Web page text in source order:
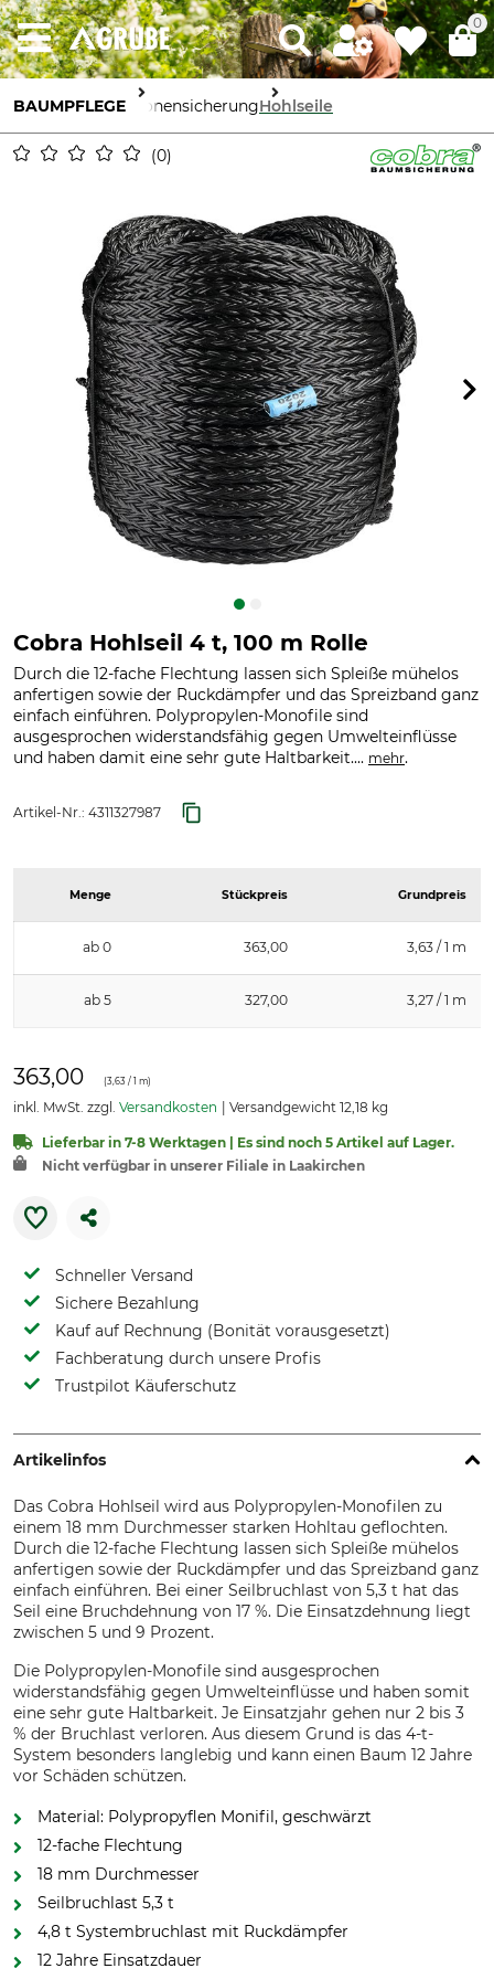
0
BAUMPFLEGE KronensicherungHohlseile
0
Cobra Hohlseil 4 t, 100 m Rolle
Durch die 12-fache Flechtung lassen sich Spleiße mühelos
anfertigen sowie der Ruckdämpfer und das Spreizband ganz
einfach einführen. Polypropylen-Monofile sind
ausgesprochen widerstandsfähig gegen Umwelteinflüsse
und haben damit eine sehr gute Haltbarkeit.... mehr.
Artikel-Nr.: 4311327987
Menge Stückpreis Grundpreis
ab 0 363,00 3,63 / 1 m
ab 5 327,00 3,27 / 1 m
363,00 (3,63 / 1 m)
inkl. MwSt. zzgl. Versandkosten Versandgewicht 12,18 kg
Lieferbar in 7-8 Werktagen | Es sind noch 5 Artikel auf Lager.
Nicht verfügbar in unserer Filiale in Laakirchen
Schneller Versand
Sichere Bezahlung
Kauf auf Rechnung (Bonität vorausgesetzt)
Fachberatung durch unsere Profis
Trustpilot Käuferschutz
Artikelinfos
Das Cobra Hohlseil wird aus Polypropylen-Monofilen zu
einem 18 mm Durchmesser starken Hohltau geflochten.
Durch die 12-fache Flechtung lassen sich Spleiße mühelos
anfertigen sowie der Ruckdämpfer und das Spreizband ganz
einfach einführen. Bei einer Seilbruchlast von 5,3 t hat das
Seil eine Bruchdehnung von 17 %. Die Einsatzdehnung liegt
zwischen 5 und 9 Prozent.
Die Polypropylen-Monofile sind ausgesprochen
widerstandsfähig gegen Umwelteinflüsse und haben somit
eine sehr gute Haltbarkeit. Je Einsatzjahr gehen nur 2 bis 3
% der Bruchlast verloren. Aus diesem Grund is das 4-t-
System besonders langlebig und kann einen Baum 12 Jahre
vor Schäden schützen.
Material: Polypropyflen Monifil, geschwärzt
12-fache Flechtung
18 mm Durchmesser
Seilbruchlast 5,3 t
4,8 t Systembruchlast mit Ruckdämpfer
12 Jahre Einsatzdauer